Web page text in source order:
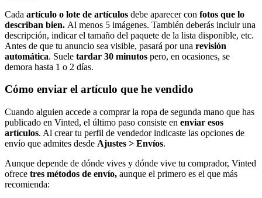
Cada artículo o lote de artículos debe aparecer con fotos que lo
describan bien. Al menos 5 imágenes. También deberás incluir una
descripción, indicar el tamaño del paquete de la lista disponible, etc.
Antes de que tu anuncio sea visible, pasará por una revisión
automática. Suele tardar 30 minutos pero, en ocasiones, se
demora hasta 1 o 2 días.
Cómo enviar el artículo que he vendido
Cuando alguien accede a comprar la ropa de segunda mano que has
publicado en Vinted, el último paso consiste en enviar esos
artículos. Al crear tu perfil de vendedor indicaste las opciones de
envío que admites desde Ajustes > Envíos.
Aunque depende de dónde vives y dónde vive tu comprador, Vinted
ofrece tres métodos de envío, aunque el primero es el que más
recomienda: